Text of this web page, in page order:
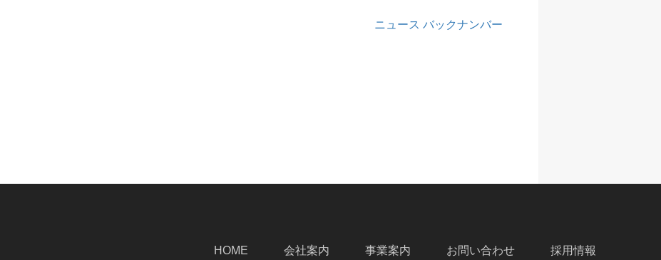
ニュース バックナンバー
HOME 会社案内 事業案内 お問い合わせ 採用情報